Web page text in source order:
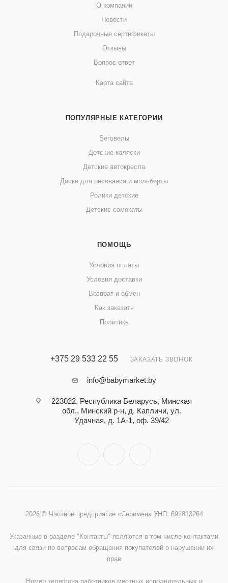
О компании
Новости
Подарочные сертификаты
Отзывы
Вопрос-ответ
Карта сайта
ПОПУЛЯРНЫЕ КАТЕГОРИИ
Беговелы
Детские коляски
Детские автокресла
Доски для рисования и мольберты
Ролики детские
Детские самокаты
ПОМОЩЬ
Условия оплаты
Условия доставки
Возврат и обмен
Как заказать
Политика
+375 29 533 22 55 ЗАКАЗАТЬ ЗВОНОК
info@babymarket.by
223022, Республика Беларусь, Минская
обл., Минский р-н, д. Капличи, ул.
Удачная, д. 1А-1, оф. 39/42
2026 © Частное предприятие «Серимен» УНП: 691813264
Указанные в разделе "Контакты" являются в том числе контактами
для связи по вопросам обращения покупателей о нарушении их
прав
Номер телефона работников местных исполнительных и